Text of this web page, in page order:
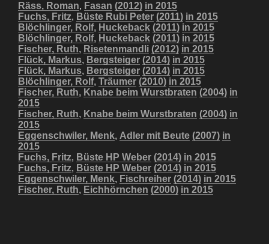
Räss, Roman, Fasan (2012) in 2015
Fuchs, Fritz, Büste Rubi Peter (2011) in 2015
Blöchlinger, Rolf, Huckeback (2011) in 2015
Blöchlinger, Rolf, Huckeback (2011) in 2015
Fischer, Ruth, Risetenmandli (2012) in 2015
Flück, Markus, Bergsteiger (2014) in 2015
Flück, Markus, Bergsteiger (2014) in 2015
Blöchlinger, Rolf, Träumer (2010) in 2015
Fischer, Ruth, Knabe beim Wurstbraten (2004) in
2015
Fischer, Ruth, Knabe beim Wurstbraten (2004) in
2015
Eggenschwiler, Menk, Adler mit Beute (2007) in
2015
Fuchs, Fritz, Büste HP Weber (2014) in 2015
Fuchs, Fritz, Büste HP Weber (2014) in 2015
Eggenschwiler, Menk, Fischreiher (2014) in 2015
Fischer, Ruth, Eichhörnchen (2000) in 2015